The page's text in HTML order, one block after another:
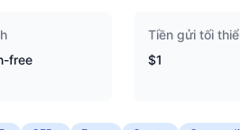
free
Tiền gửi tối
$1